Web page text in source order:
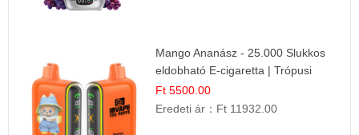
Mango Ananász - 25.000 Slukkos
eldobható E-cigaretta | Trópusi
Ízélmény
Ft 5500.00
Eredeti ár： Ft 11932.00